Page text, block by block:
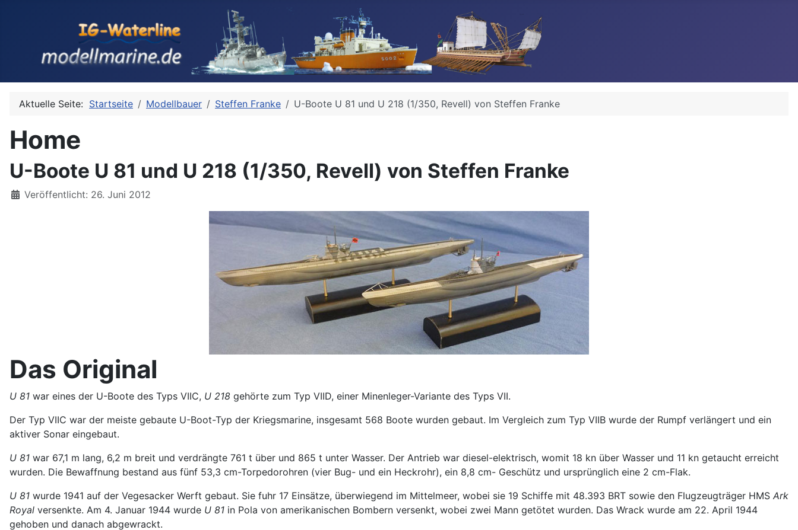
Aktuelle Seite: Startseite Modellbauer Steffen Franke U-Boote U 81 und U 218 (1/350, Revell) von Steffen Franke
Home
U-Boote U 81 und U 218 (1/350, Revell) von Steffen Franke
Details
Veröffentlicht: 26. Juni 2012
Das Original
U 81 war eines der U-Boote des Typs VIIC, U 218 gehörte zum Typ VIID, einer Minenleger-Variante des Typs VII.
Der Typ VIIC war der meiste gebaute U-Boot-Typ der Kriegsmarine, insgesamt 568 Boote wurden gebaut. Im Vergleich zum Typ VIIB wurde der Rumpf verlängert und ein
aktiver Sonar eingebaut.
U 81 war 67,1 m lang, 6,2 m breit und verdrängte 761 t über und 865 t unter Wasser. Der Antrieb war diesel-elektrisch, womit 18 kn über Wasser und 11 kn getaucht erreicht
wurden. Die Bewaffnung bestand aus fünf 53,3 cm-Torpedorohren (vier Bug- und ein Heckrohr), ein 8,8 cm- Geschütz und ursprünglich eine 2 cm-Flak.
U 81 wurde 1941 auf der Vegesacker Werft gebaut. Sie fuhr 17 Einsätze, überwiegend im Mittelmeer, wobei sie 19 Schiffe mit 48.393 BRT sowie den Flugzeugträger HMS Ark
Royal versenkte. Am 4. Januar 1944 wurde U 81 in Pola von amerikanischen Bombern versenkt, wobei zwei Mann getötet wurden. Das Wrack wurde am 22. April 1944
gehoben und danach abgewrackt.